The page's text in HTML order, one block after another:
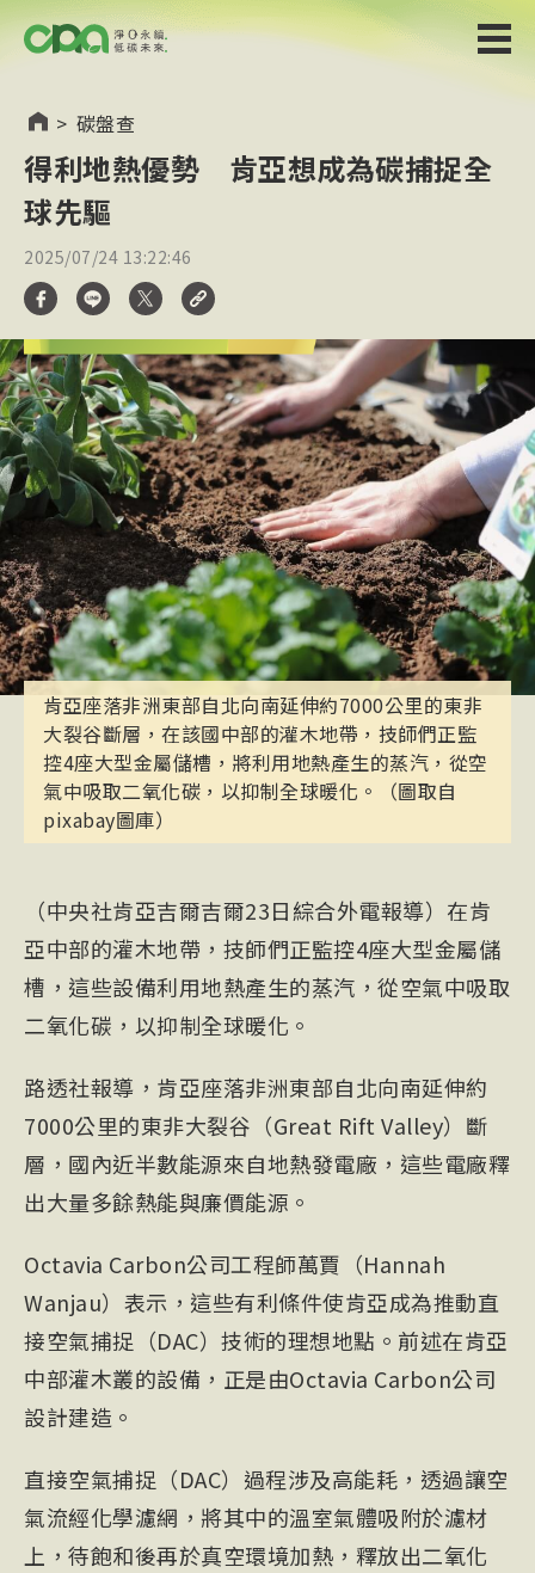
> 碳盤查
得利地熱優勢 肯亞想成為碳捕捉全
球先驅
2025/07/24 13:22:46
肯亞座落非洲東部自北向南延伸約7000公里的東非
大裂谷斷層，在該國中部的灌木地帶，技師們正監
控4座大型金屬儲槽，將利用地熱產生的蒸汽，從空
氣中吸取二氧化碳，以抑制全球暖化。（圖取自
pixabay圖庫）
（中央社肯亞吉爾吉爾23日綜合外電報導）在肯
亞中部的灌木地帶，技師們正監控4座大型金屬儲
槽，這些設備利用地熱產生的蒸汽，從空氣中吸取
二氧化碳，以抑制全球暖化。
路透社報導，肯亞座落非洲東部自北向南延伸約
7000公里的東非大裂谷（Great Rift Valley） 斷
層 ，國內近半數能源來自地熱發電廠，這些電廠釋
出大量多餘熱能與廉價能源。
Octavia Carbon公司工程師萬賈（Hannah
Wanjau）表示，這些有利條件使肯亞成為推動直
接空氣捕捉（DAC）技術的理想地點。前述在肯亞
中部灌木叢的設備，正是由Octavia Carbon公司
設計建造。
直接空氣捕捉（DAC）過程涉及高能耗，透過讓空
氣流經化學濾網，將其中的溫室氣體吸附於濾材
上，待飽和後再於真空環境加熱，釋放出二氧化